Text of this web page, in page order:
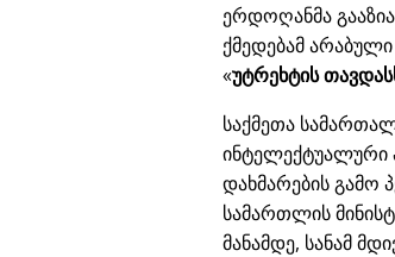
ერდოღანმა
ქმედებამ
უტრეხტის
საქმეთა
ინტელექტუალური
დახმარების გამო
სამართლის
მანამდე, სანამ